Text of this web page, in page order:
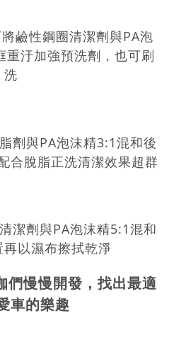
鹼性鋼圈清潔劑與PA泡
汙加強預洗劑，也可刷
洗
劑與PA泡沫精3:1混和後
合脫脂正洗清潔效果超群
潔劑與PA泡沫精5:1混和
以濕布擦拭乾淨
們慢慢開發，找出最適
車的樂趣